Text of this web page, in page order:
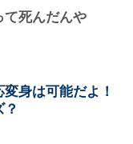
て死んだんや
身は可能だよ！